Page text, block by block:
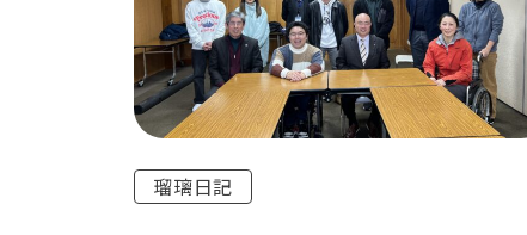
瑠璃日記